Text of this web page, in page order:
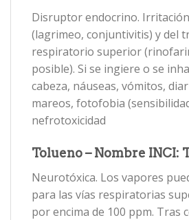
Disruptor endocrino.
(lagrimeo, conjuntivitis) y del
respiratorio superior
posible). Si se ingiere o se
cabeza, náuseas, vómitos,
mareos, fotofobia
nefrotoxicidad
Tolueno – Nombre INCI:
Neurotóxica. Los vapores
para las vías respiratorias
por encima de 100 ppm. Tras